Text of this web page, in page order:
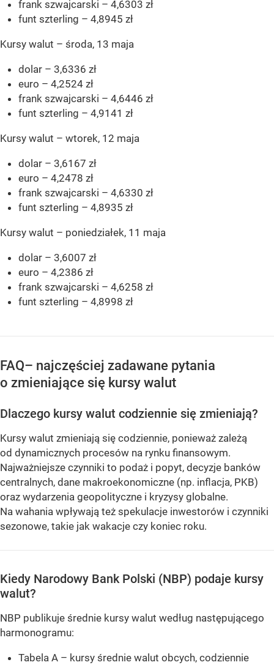
frank szwajcarski – 4,6303 zł
funt szterling – 4,8945 zł
Kursy walut – środa, 13 maja
dolar – 3,6336 zł
euro – 4,2524 zł
frank szwajcarski – 4,6446 zł
funt szterling – 4,9141 zł
Kursy walut – wtorek, 12 maja
dolar – 3,6167 zł
euro – 4,2478 zł
frank szwajcarski – 4,6330 zł
funt szterling – 4,8935 zł
Kursy walut – poniedziałek, 11 maja
dolar – 3,6007 zł
euro – 4,2386 zł
frank szwajcarski – 4,6258 zł
funt szterling – 4,8998 zł
FAQ– najczęściej zadawane pytania
o zmieniające się kursy walut
Dlaczego kursy walut codziennie się zmieniają?
Kursy walut zmieniają się codziennie, ponieważ zależą
od dynamicznych procesów na rynku finansowym.
Najważniejsze czynniki to podaż i popyt, decyzje banków
centralnych, dane makroekonomiczne (np. inflacja, PKB)
oraz wydarzenia geopolityczne i kryzysy globalne.
Na wahania wpływają też spekulacje inwestorów i czynniki
sezonowe, takie jak wakacje czy koniec roku.
Kiedy Narodowy Bank Polski (NBP) podaje kursy
walut?
NBP publikuje średnie kursy walut według następującego
harmonogramu:
Tabela A – kursy średnie walut obcych, codziennie